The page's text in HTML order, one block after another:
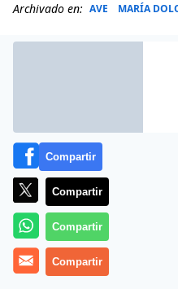
Archivado en: AVE MARÍA
El Gobierno de Castilla-La
Compartir
Compartir
Compartir
Compartir